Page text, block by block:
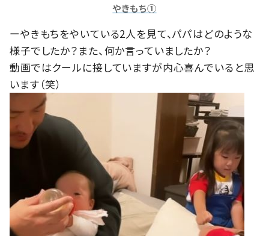
やきもち①
ーやきもちをやいている2人を見て、パパはどのような
様子でしたか？また、何か言っていましたか？
動画ではクールに接していますが内心喜んでいると思
います（笑）